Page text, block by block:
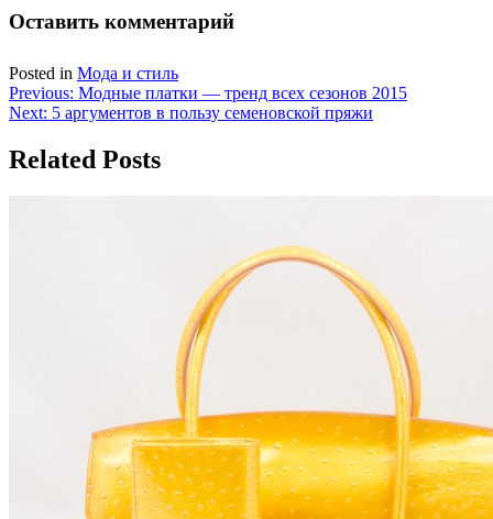
Оставить комментарий
Posted in Мода и стиль
Навигация
по
записям
Previous: Модные платки — тренд всех сезонов 2015
Next: 5 аргументов в пользу семеновской пряжи
Related Posts